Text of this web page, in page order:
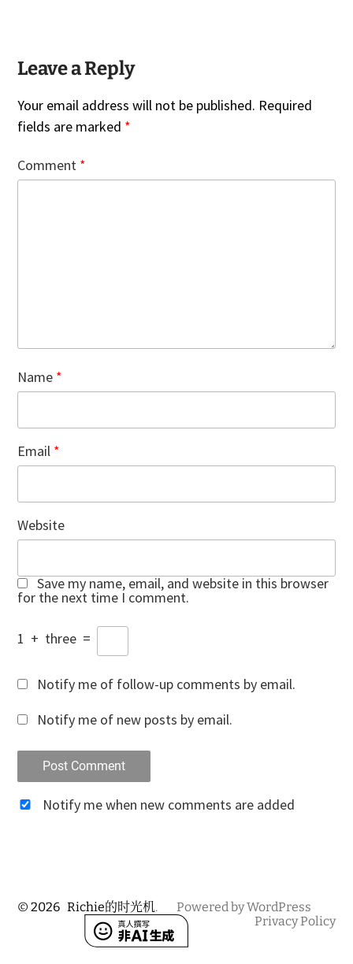
Leave a Reply
Your email address will not be published. Required
fields are marked *
Comment *
Name *
Email *
Website
Save my name, email, and website in this browser
for the next time I comment.
1 + three =
Notify me of follow-up comments by email.
Notify me of new posts by email.
Notify me when new comments are added
© 2026 Richie的时光机.
Powered by WordPress
Privacy Policy